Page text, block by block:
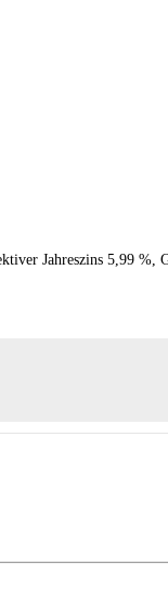
Jahreszins 5,99 %,